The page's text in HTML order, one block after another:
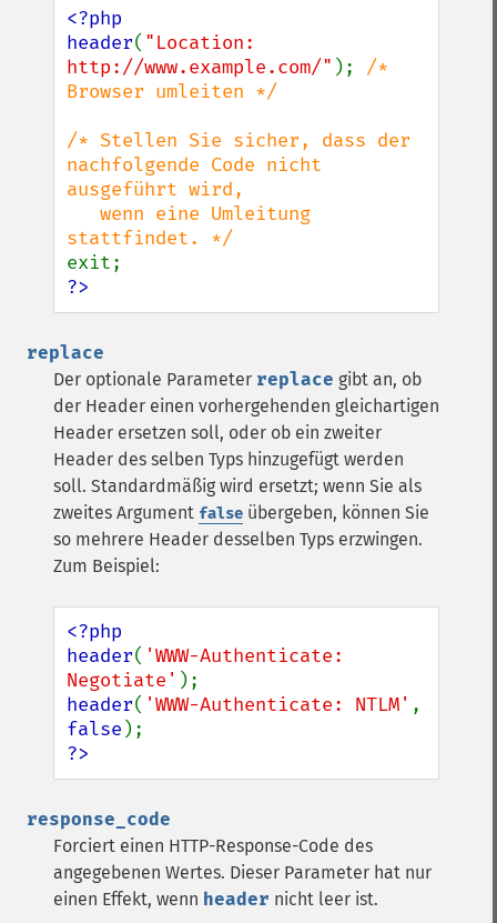
<?php
header( "Location:
http://www.example.com/" ); /*
Browser umleiten */
/* Stellen Sie sicher, dass der
nachfolgende Code nicht
ausgeführt wird,
?>
replace
Der optionale Parameter replace gibt an, ob
der Header einen vorhergehenden gleichartigen
Header ersetzen soll, oder ob ein zweiter
Header des selben Typs hinzugefügt werden
soll. Standardmäßig wird ersetzt; wenn Sie als
zweites Argument false übergeben, können Sie
so mehrere Header desselben Typs erzwingen.
Zum Beispiel:
<?php
header( 'WWW-Authenticate:
Negotiate'
header( 'WWW-Authenticate: NTLM'
false
?>
response_code
Forciert einen HTTP-Response-Code des
angegebenen Wertes. Dieser Parameter hat nur
einen Effekt, wenn header nicht leer ist.